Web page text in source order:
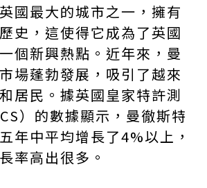
國最大的城市之一，擁有
史，這使得它成為了英國
個新興熱點。近年來，曼
場蓬勃發展，吸引了越來
居民。據英國皇家特許測
）的數據顯示，曼徹斯特
年中平均增長了4%以上，
率高出很多。